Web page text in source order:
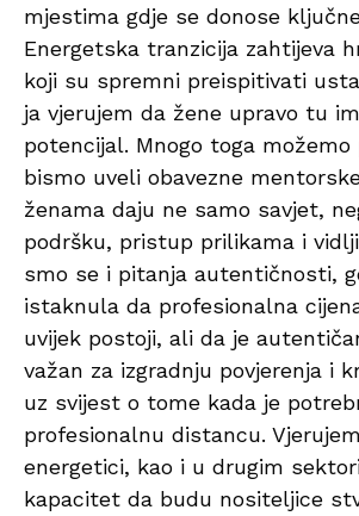
mjestima gdje se donose
Energetska tranzicija zahtijeva
koji su spremni preispitivati
ja vjerujem da žene upravo tu
potencijal. Mnogo toga
bismo uveli obavezne
ženama daju ne samo savjet,
podršku, pristup prilikama i
smo se i pitanja autentičnosti,
istaknula da profesionalna
uvijek postoji, ali da je
važan za izgradnju povjerenja i
uz svijest o tome kada je
profesionalnu distancu.
energetici, kao i u drugim
kapacitet da budu nositeljice